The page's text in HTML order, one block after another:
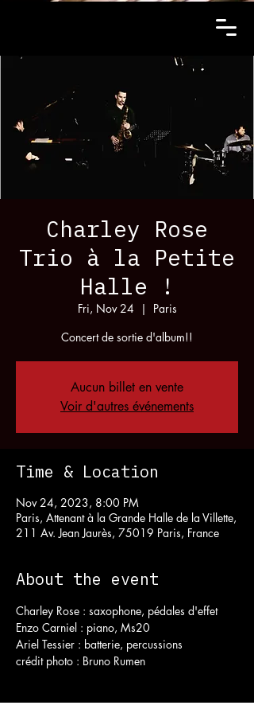
Charley Rose
Trio à la Petite
Halle !
Fri, Nov 24
  |
Paris
Aucun billet en vente
Voir d'autres événements
Time & Location
Nov 24, 2023, 8:00 PM
Paris, Attenant à la Grande Halle de la Villette,
211 Av. Jean Jaurès, 75019 Paris, France
About the event
Charley Rose : saxophone, pédales d'effet
Enzo Carniel : piano, Ms20
Ariel Tessier : batterie, percussions
crédit photo : Bruno Rumen